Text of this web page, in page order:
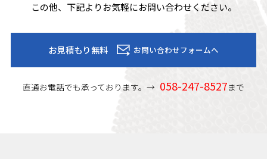
この他、下記よりお気軽にお問い合わせください。
お見積もり無料 お問い合わせフォームへ
直通お電話でも承っております。→ 058-247-8527まで